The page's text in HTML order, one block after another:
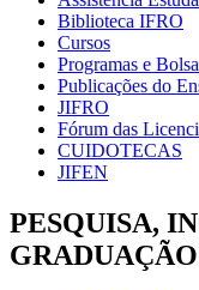
Biblioteca IFRO
Cursos
Programas e
Publicações do
JIFRO
Fórum das
CUIDOTECAS
JIFEN
PESQUISA,
GRADUAÇÃO